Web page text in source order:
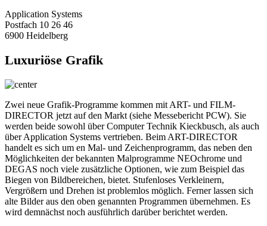
Application Systems
Postfach 10 26 46
6900 Heidelberg
Luxuriöse Grafik
Zwei neue Grafik-Programme kommen mit ART- und FILM-
DIRECTOR jetzt auf den Markt (siehe Messebericht PCW). Sie
werden beide sowohl über Computer Technik Kieckbusch, als auch
über Application Systems vertrieben. Beim ART-DIRECTOR
handelt es sich um en Mal- und Zeichenprogramm, das neben den
Möglichkeiten der bekannten Malprogramme NEOchrome und
DEGAS noch viele zusätzliche Optionen, wie zum Beispiel das
Biegen von Bildbereichen, bietet. Stufenloses Verkleinern,
Vergrößern und Drehen ist problemlos möglich. Ferner lassen sich
alte Bilder aus den oben genannten Programmen übernehmen. Es
wird demnächst noch ausführlich darüber berichtet werden.